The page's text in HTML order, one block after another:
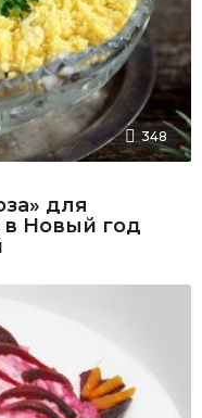
348
для
в Новый год